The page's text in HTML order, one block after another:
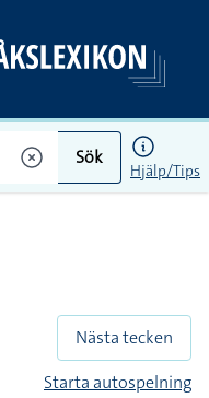
Sök
Hjälp/Tips
Nästa tecken
Starta autospelning